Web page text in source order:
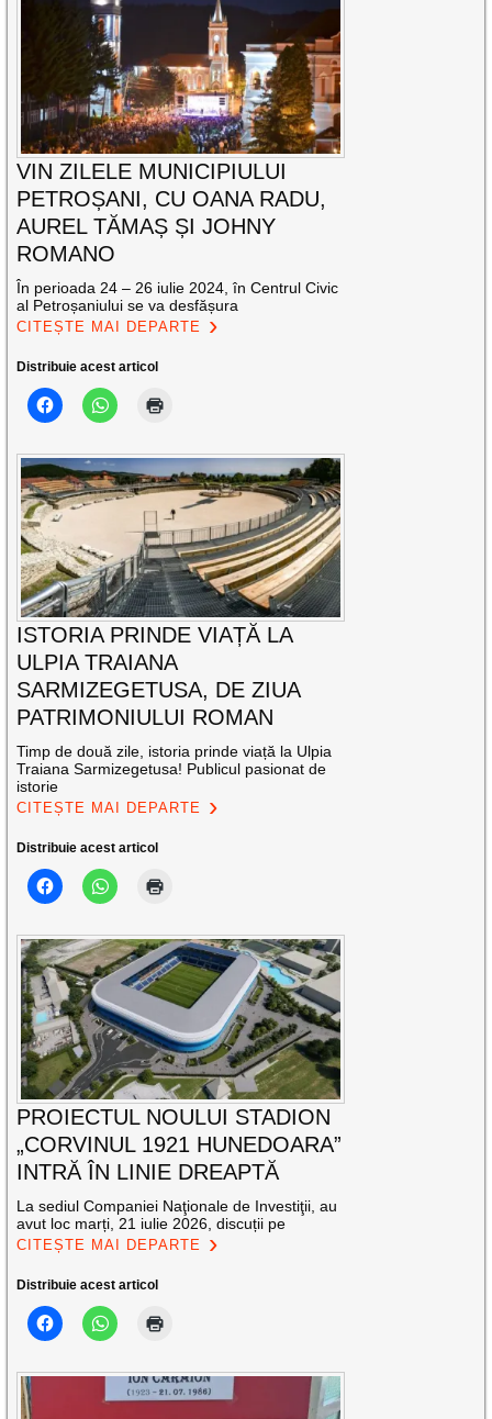
VIN ZILELE MUNICIPIULUI
PETROȘANI, CU OANA RADU,
AUREL TĂMAȘ ȘI JOHNY
ROMANO
În perioada 24 – 26 iulie 2024, în Centrul Civic
al Petroșaniului se va desfășura
CITEȘTE MAI DEPARTE
Distribuie acest articol
ISTORIA PRINDE VIAȚĂ LA
ULPIA TRAIANA
SARMIZEGETUSA, DE ZIUA
PATRIMONIULUI ROMAN
Timp de două zile, istoria prinde viață la Ulpia
Traiana Sarmizegetusa! Publicul pasionat de
istorie
CITEȘTE MAI DEPARTE
Distribuie acest articol
PROIECTUL NOULUI STADION
„CORVINUL 1921 HUNEDOARA”
INTRĂ ÎN LINIE DREAPTĂ
La sediul Companiei Naţionale de Investiţii, au
avut loc marți, 21 iulie 2026, discuții pe
CITEȘTE MAI DEPARTE
Distribuie acest articol